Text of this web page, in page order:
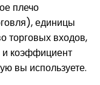
плечо
единицы
торговых входов,
и коэффициент
вы используете.